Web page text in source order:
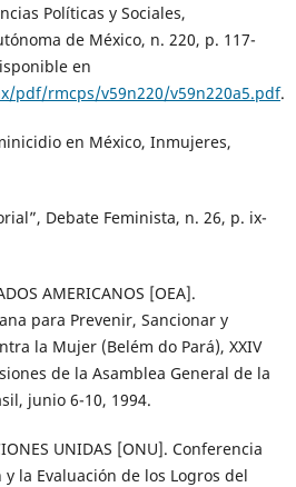
Políticas y Sociales,
de México, n. 220, p. 117-
en
pdf/rmcps/v59n220/v59n220a5.pdf.
en México, Inmujeres,
Debate Feminista, n. 26, p. ix-
AMERICANOS [OEA].
para Prevenir, Sancionar y
la Mujer (Belém do Pará), XXIV
de la Asamblea General de la
junio 6-10, 1994.
UNIDAS [ONU]. Conferencia
la Evaluación de los Logros del